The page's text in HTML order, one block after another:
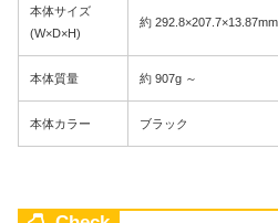
本体サイズ
(W×D×H)
約
本体質量 約 907g ～
本体カラー ブラック